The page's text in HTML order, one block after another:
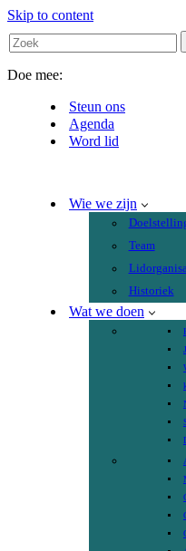
Skip to content
Search
for...
Doe mee:
Steun ons
Agenda
Word lid
Wie we zijn
Team
Historiek
Wat we doen